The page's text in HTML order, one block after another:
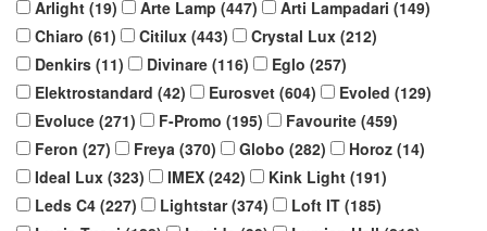
Arlight (19) Arte Lamp (447) Arti Lampadari (149)
Chiaro (61) Citilux (443) Crystal Lux (212)
Denkirs (11) Divinare (116) Eglo (257)
Elektrostandard (42) Eurosvet (604) Evoled (129)
Evoluce (271) F-Promo (195) Favourite (459)
Feron (27) Freya (370) Globo (282) Horoz (14)
Ideal Lux (323) IMEX (242) Kink Light (191)
Leds C4 (227) Lightstar (374) Loft IT (185)